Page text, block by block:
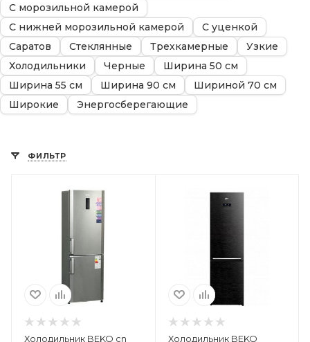
С морозильной камерой
С нижней морозильной камерой
С уценкой
Саратов
Стеклянные Трехкамерные
Узкие
Холодильники
Черные
Ширина 50 см
Ширина 55 см
Ширина 90 см
Шириной 70 см
Широкие
Энергосберегающие
ФИЛЬТР
Холодильник BEKO cn
Холодильник BEKO